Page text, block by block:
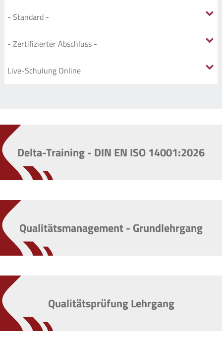
Delta-Training - DIN EN ISO 14001:2026
Qualitätsmanagement - Grundlehrgang
Qualitätsprüfung Lehrgang